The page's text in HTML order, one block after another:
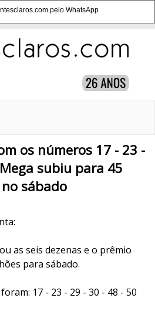
pelo WhatsApp
os números 17 - 23 -
subiu para 45
sábado
as seis dezenas e o prêmio
para sábado.
17 - 23 - 29 - 30 - 48 - 50